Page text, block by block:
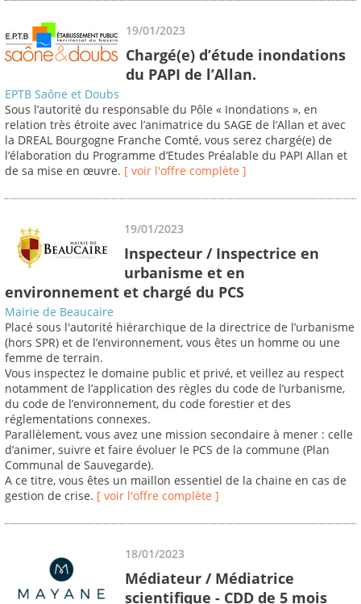
19/01/2023
Chargé(e) d’étude inondations
du PAPI de l’Allan.
EPTB Saône et Doubs
Sous l’autorité du responsable du Pôle « Inondations », en
relation très étroite avec l’animatrice du SAGE de l’Allan et avec
la DREAL Bourgogne Franche Comté, vous serez chargé(e) de
l’élaboration du Programme d’Etudes Préalable du PAPI Allan et
de sa mise en œuvre. [ voir l'offre complète ]
19/01/2023
Inspecteur / Inspectrice en
urbanisme et en
environnement et chargé du PCS
Mairie de Beaucaire
Placé sous l'autorité hiérarchique de la directrice de l’urbanisme
(hors SPR) et de l’environnement, vous êtes un homme ou une
femme de terrain.
Vous inspectez le domaine public et privé, et veillez au respect
notamment de l’application des règles du code de l’urbanisme,
du code de l’environnement, du code forestier et des
réglementations connexes.
Parallèlement, vous avez une mission secondaire à mener : celle
d’animer, suivre et faire évoluer le PCS de la commune (Plan
Communal de Sauvegarde).
A ce titre, vous êtes un maillon essentiel de la chaine en cas de
gestion de crise. [ voir l'offre complète ]
18/01/2023
Médiateur / Médiatrice
scientifique - CDD de 5 mois